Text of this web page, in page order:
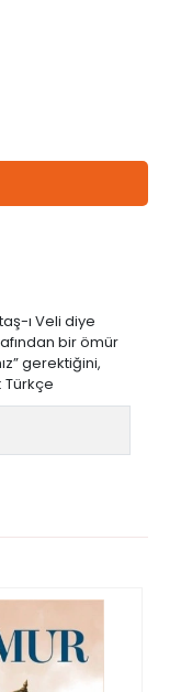
ı Veli diye
bir ömür
gerektiğini,
Türkçe